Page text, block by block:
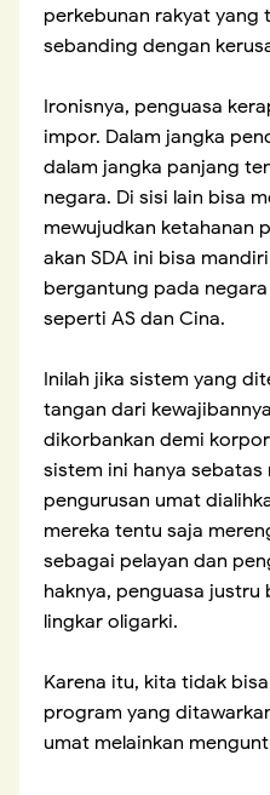
perkebunan rakyat yang
sebanding dengan
Ironisnya, penguasa
impor. Dalam jangka
dalam jangka panjang
negara. Di sisi lain bisa
mewujudkan ketahanan
akan SDA ini bisa
bergantung pada
seperti AS dan Cina.
Inilah jika sistem yang
tangan dari
dikorbankan demi
sistem ini hanya
pengurusan umat
mereka tentu saja
sebagai pelayan dan
haknya, penguasa
lingkar oligarki.
Karena itu, kita tidak
program yang
umat melainkan